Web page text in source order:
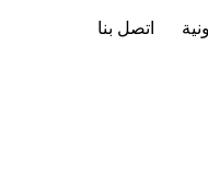
اتصل بنا